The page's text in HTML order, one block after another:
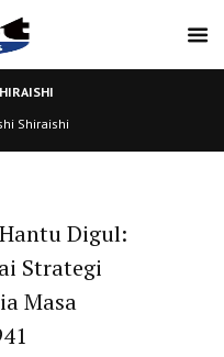
Shiraishi
Digul:
Strategi
Masa